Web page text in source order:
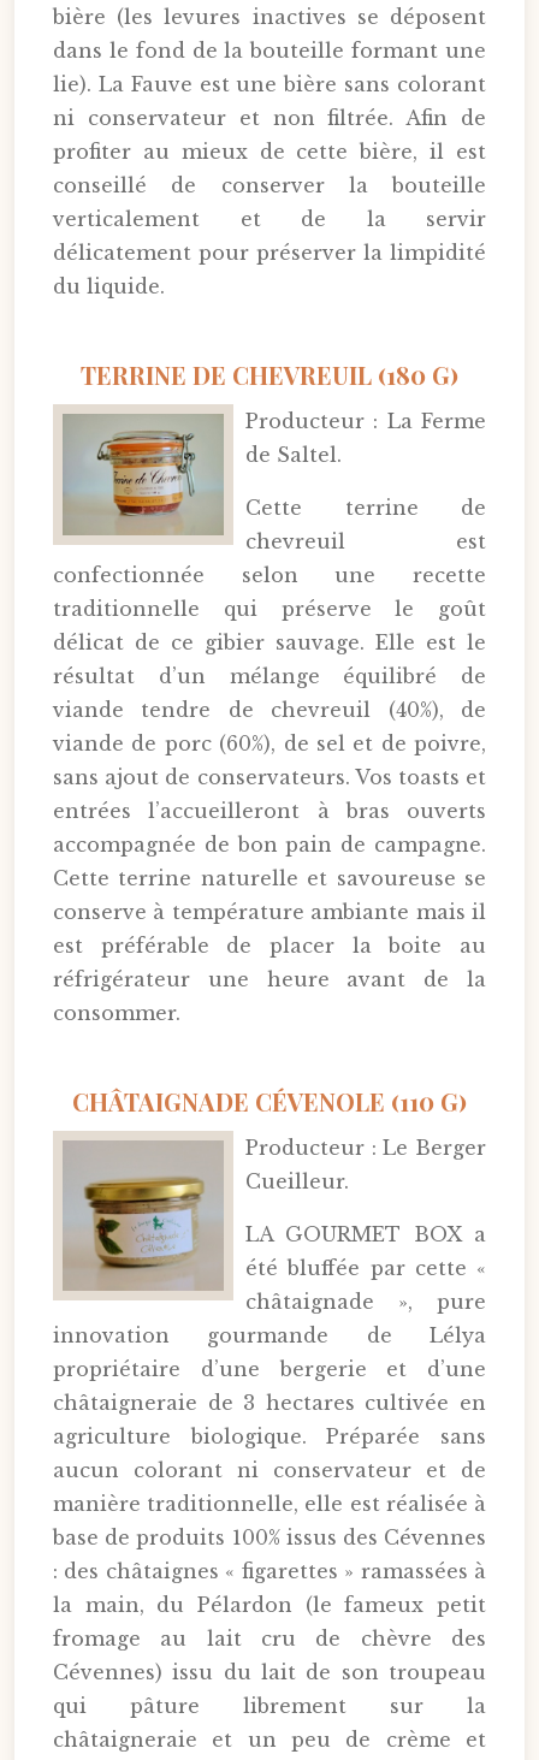
bière (les levures inactives se déposent
dans le fond de la bouteille formant une
lie). La Fauve est une bière sans colorant
ni conservateur et non filtrée. Afin de
profiter au mieux de cette bière, il est
conseillé de conserver la bouteille
verticalement et de la servir
délicatement pour préserver la limpidité
du liquide.
TERRINE DE CHEVREUIL (180 G)
Producteur : La Ferme
de Saltel.
Cette terrine de
chevreuil est
confectionnée selon une recette
traditionnelle qui préserve le goût
délicat de ce gibier sauvage. Elle est le
résultat d’un mélange équilibré de
viande tendre de chevreuil (40%), de
viande de porc (60%), de sel et de poivre,
sans ajout de conservateurs. Vos toasts et
entrées l’accueilleront à bras ouverts
accompagnée de bon pain de campagne.
Cette terrine naturelle et savoureuse se
conserve à température ambiante mais il
est préférable de placer la boite au
réfrigérateur une heure avant de la
consommer.
CHÂTAIGNADE CÉVENOLE (110 G)
Producteur : Le Berger
Cueilleur.
LA GOURMET BOX a
été bluffée par cette «
châtaignade », pure
innovation gourmande de Lélya
propriétaire d’une bergerie et d’une
châtaigneraie de 3 hectares cultivée en
agriculture biologique. Préparée sans
aucun colorant ni conservateur et de
manière traditionnelle, elle est réalisée à
base de produits 100% issus des Cévennes
: des châtaignes « figarettes » ramassées à
la main, du Pélardon (le fameux petit
fromage au lait cru de chèvre des
Cévennes) issu du lait de son troupeau
qui pâture librement sur la
châtaigneraie et un peu de crème et